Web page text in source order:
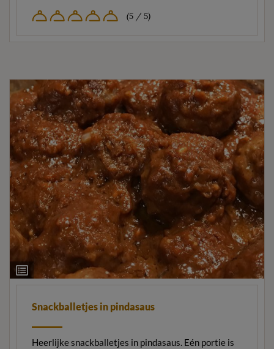
(5 / 5)
Ingrediëntenlijst
Snackballetjes in pindasaus
Heerlijke snackballetjes in pindasaus. Eén portie is